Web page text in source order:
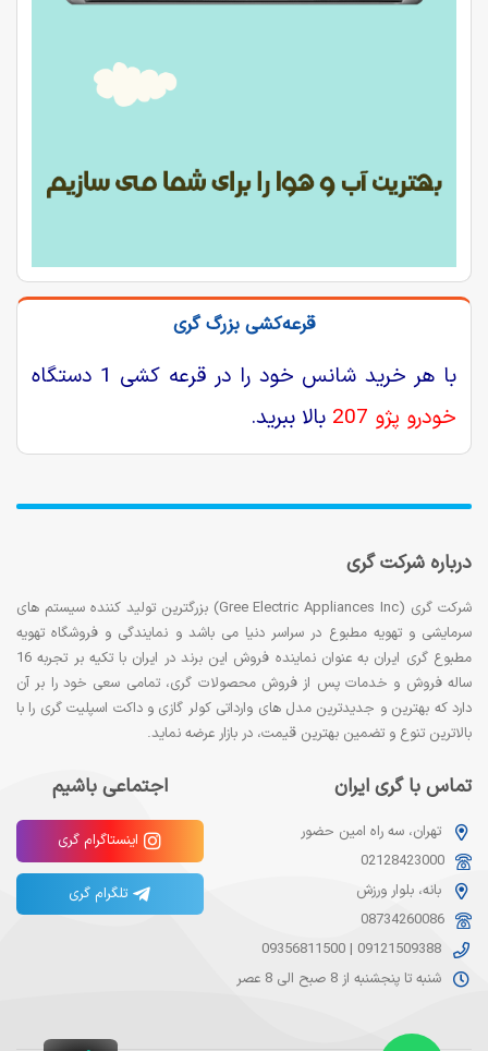
قرعه‌کشی بزرگ گری
با هر خرید شانس خود را در قرعه کشی 1 دستگاه
خودرو پژو 207
بالا ببرید.
درباره شرکت گری
شرکت گری (Gree Electric Appliances Inc) بزرگترین تولید کننده سیستم های
سرمایشی و تهویه مطبوع در سراسر دنیا می باشد و نمایندگی و فروشگاه تهویه
مطبوع گری ایران به عنوان نماینده فروش این برند در ایران با تکیه بر تجربه 16
ساله فروش و خدمات پس از فروش محصولات گری، تمامی سعی خود را بر آن
دارد که بهترین و جدیدترین مدل های وارداتی کولر گازی و داکت اسپلیت گری را با
بالاترین تنوع و تضمین بهترین قیمت، در بازار عرضه نماید.
تماس با گری ایران
تهران، سه راه امین حضور
02128423000
بانه، بلوار ورزش
08734260086
09121509388
|
09356811500
شنبه تا پنجشنبه از 8 صبح الی 8 عصر
اجتماعی باشیم
اینستاگرام گری
تلگرام گری